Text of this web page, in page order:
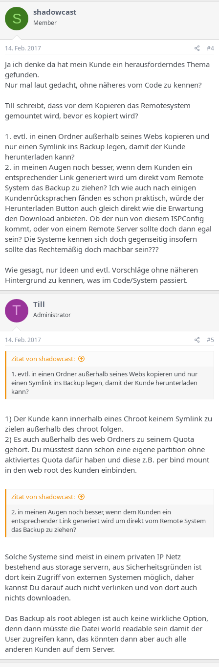
S shadowcast
Member
14. Feb. 2017 #4
Ja ich denke da hat mein Kunde ein herausforderndes Thema
gefunden.
Nur mal laut gedacht, ohne näheres vom Code zu kennen?
Till schreibt, dass vor dem Kopieren das Remotesystem
gemountet wird, bevor es kopiert wird?
1. evtl. in einen Ordner außerhalb seines Webs kopieren und
nur einen Symlink ins Backup legen, damit der Kunde
herunterladen kann?
2. in meinen Augen noch besser, wenn dem Kunden ein
entsprechender Link generiert wird um direkt vom Remote
System das Backup zu ziehen? Ich wie auch nach einigen
Kundenrücksprachen fänden es schon praktisch, würde der
Herunterladen Button auch gleich direkt wie die Erwartung
den Download anbieten. Ob der nun von diesem ISPConfig
kommt, oder von einem Remote Server sollte doch dann egal
sein? Die Systeme kennen sich doch gegenseitig insofern
sollte das Rechtemäßig doch machbar sein???
Wie gesagt, nur Ideen und evtl. Vorschläge ohne näheren
Hintergrund zu kennen, was im Code/System passiert.
T Till
Administrator
14. Feb. 2017 #5
Zitat von shadowcast:
1. evtl. in einen Ordner außerhalb seines Webs kopieren und nur
einen Symlink ins Backup legen, damit der Kunde herunterladen
kann?
1) Der Kunde kann innerhalb eines Chroot keinem Symlink zu
zielen außerhalb des chroot folgen.
2) Es auch außerhalb des web Ordners zu seinem Quota
gehört. Du müsstest dann schon eine eigene partition ohne
aktiviertes Quota dafür haben und diese z.B. per bind mount
in den web root des kunden einbinden.
Zitat von shadowcast:
2. in meinen Augen noch besser, wenn dem Kunden ein
entsprechender Link generiert wird um direkt vom Remote System
das Backup zu ziehen?
Solche Systeme sind meist in einem privaten IP Netz
bestehend aus storage servern, aus Sicherheitsgründen ist
dort kein Zugriff von externen Systemen möglich, daher
kannst Du darauf auch nicht verlinken und von dort auch
nichts downloaden.
Das Backup als root ablegen ist auch keine wirkliche Option,
denn dann müsste die Datei world readable sein damit der
User zugreifen kann, das könnten dann aber auch alle
anderen Kunden auf dem Server.